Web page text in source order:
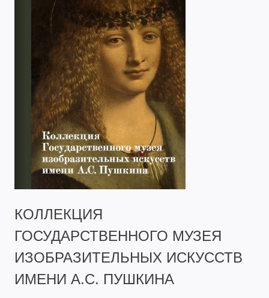
КОЛЛЕКЦИЯ
ГОСУДАРСТВЕННОГО МУЗЕЯ
ИЗОБРАЗИТЕЛЬНЫХ ИСКУССТВ
ИМЕНИ А.С. ПУШКИНА